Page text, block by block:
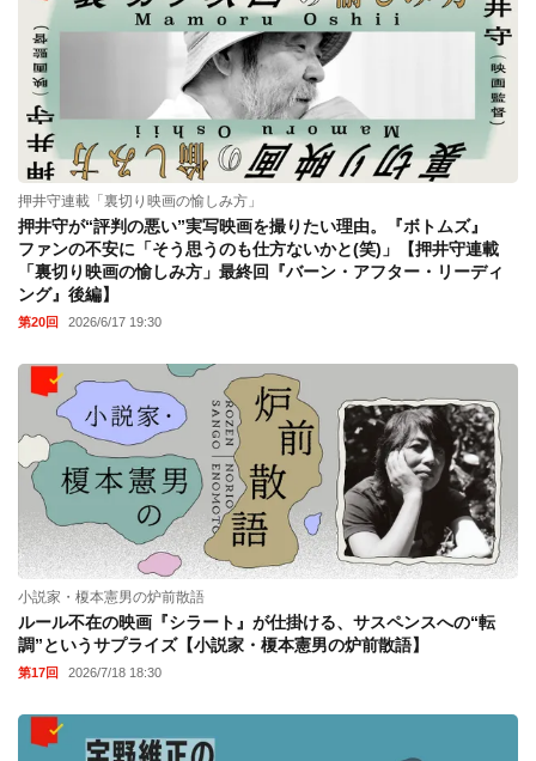
押井守連載「裏切り映画の愉しみ方」
押井守が“評判の悪い”実写映画を撮りたい理由。『ボトムズ』
ファンの不安に「そう思うのも仕方ないかと(笑)」【押井守連載
「裏切り映画の愉しみ方」最終回『バーン・アフター・リーディ
ング』後編】
第20回 2026/6/17 19:30
小説家・榎本憲男の炉前散語
ルール不在の映画『シラート』が仕掛ける、サスペンスへの“転
調”というサプライズ【小説家・榎本憲男の炉前散語】
第17回 2026/7/18 18:30